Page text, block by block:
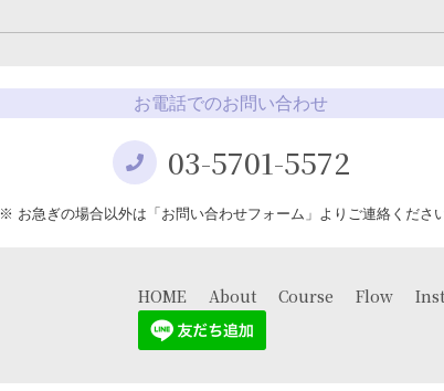
お電話でのお問い合わせ
03-5701-5572
※ お急ぎの場合以外は「お問い合わせフォーム」よりご連絡ください
HOME About Course Flow